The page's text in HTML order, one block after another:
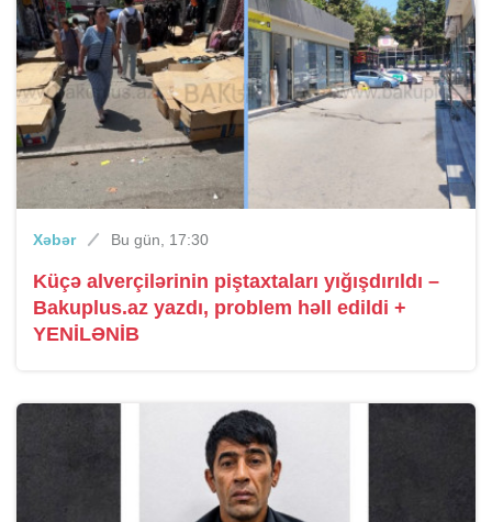
Xəbər Bu gün, 17:30
Küçə alverçilərinin piştaxtaları yığışdırıldı –
Bakuplus.az yazdı, problem həll edildi +
YENİLƏNİB